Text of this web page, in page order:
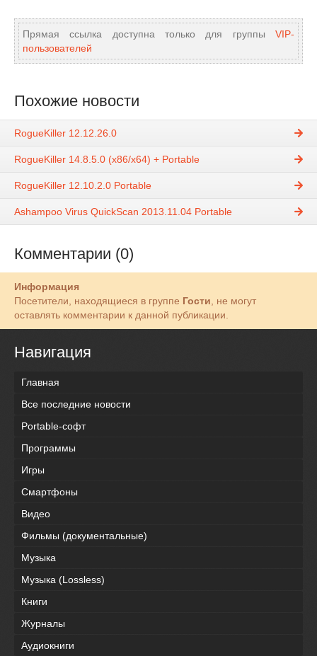
Прямая ссылка доступна только для группы VIP-
пользователей
Похожие новости
RogueKiller 12.12.26.0
RogueKiller 14.8.5.0 (x86/x64) + Portable
RogueKiller 12.10.2.0 Portable
Ashampoo Virus QuickScan 2013.11.04 Portable
Комментарии (0)
Информация
Посетители, находящиеся в группе Гости, не могут
оставлять комментарии к данной публикации.
Навигация
Главная
Все последние новости
Portable-софт
Программы
Игры
Смартфоны
Видео
Фильмы (документальные)
Музыка
Музыка (Lossless)
Книги
Журналы
Аудиокниги